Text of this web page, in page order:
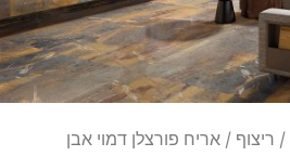
/ ריצוף / אריח פורצלן דמוי אבן